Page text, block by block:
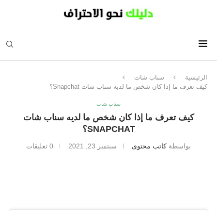
الرئيسية
سناب شات
كيف تعرف ما إذا كان شخص ما لديه سناب شات Snapchat؟
سناب شات
كيف تعرف ما إذا كان شخص ما لديه سناب شات
SNAPCHAT؟
بواسطة كاتب محتوى سبتمبر 23, 2021 0 تعليقات